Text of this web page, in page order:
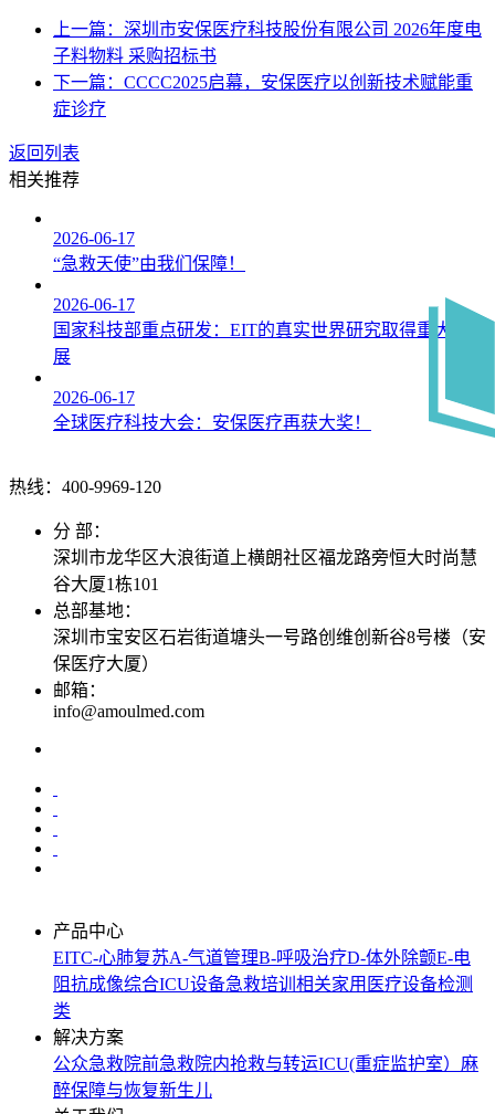
上一篇： 深圳市安保医疗科技股份有限公司 2026年度电
子料物料 采购招标书
下一篇： CCCC2025启幕，安保医疗以创新技术赋能重
症诊疗
返回列表
相关推荐
2026-06-17
“急救天使”由我们保障！
2026-06-17
国家科技部重点研发：EIT的真实世界研究取得重大进
展
2026-06-17
全球医疗科技大会：安保医疗再获大奖！
热线：400-9969-120
分 部：
深圳市龙华区大浪街道上横朗社区福龙路旁恒大时尚慧
谷大厦1栋101
总部基地：
深圳市宝安区石岩街道塘头一号路创维创新谷8号楼（安
保医疗大厦）
邮箱：
info@amoulmed.com
产品中心
EITC-心肺复苏A-气道管理B-呼吸治疗D-体外除颤E-电
阻抗成像综合ICU设备急救培训相关家用医疗设备检测
类
解决方案
公众急救院前急救院内抢救与转运ICU(重症监护室） 麻
醉保障与恢复新生儿